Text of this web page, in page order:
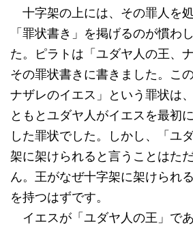
十字架の上には、その罪人を
「罪状書き」を掲げるのが慣わ
た。ピラトは「ユダヤ人の王、
その罪状書きに書きました。こ
ナザレのイエス」という罪状は
ともとユダヤ人がイエスを最初
した罪状でした。しかし、「ユ
架に架けられると言うことはた
ん。王がなぜ十字架に架けられ
を持つはずです。
イエスが「ユダヤ人の王」で